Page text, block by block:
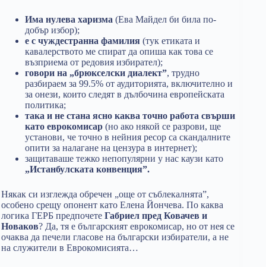
Има нулева харизма (Ева Майдел би била по-
добър избор);
е с чуждестранна фамилия (тук етиката и
кавалерството ме спират да опиша как това се
възприема от редовия избирател);
говори на „брюкселски диалект”, трудно
разбираем за 99.5% от аудиторията, включително и
за онези, които следят в дълбочина европейската
политика;
така и не стана ясно каква точно работа свърши
като еврокомисар (но ако някой се разрови, ще
установи, че точно в нейния ресор са скандалните
опити за налагане на цензура в интернет);
защитаваше тежко непопулярни у нас каузи като
„Истанбулската конвенция”.
Някак си изглежда обречен „още от съблекалнята”,
особено срещу опонент като Елена Йончева. По каква
логика ГЕРБ предпочете Габриел пред Ковачев и
Новаков? Да, тя е българският еврокомисар, но от нея се
очаква да печели гласове на български избиратели, а не
на служители в Еврокомисията…